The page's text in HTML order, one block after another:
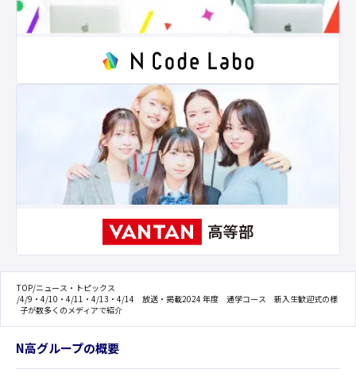
TOP/ニュース・トピックス
/4/9・4/10・4/11・4/13・4/14 放送・掲載2024 年度 通学コース 新入生歓迎式の様
子が数多くのメディアで紹介
N高グループの概要